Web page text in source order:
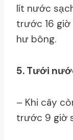
lít nước
trước 16
hư bông.
5. Tưới
– Khi cây
trước 9 giờ